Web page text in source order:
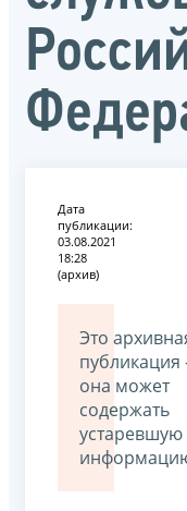
Дата
публикации:
03.08.2021
18:28
(архив)
Это
публикация
она может
содержать
устаревшую